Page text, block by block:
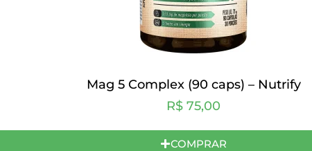
Mag 5 Complex (90 caps) – Nutrify
R$ 75,00
COMPRAR